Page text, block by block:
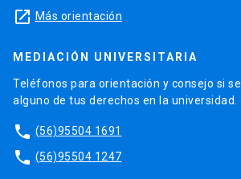
launch Más orientación
MEDIACIÓN UNIVERSITARIA
Teléfonos para orientación y consejo si
alguno de tus derechos en la universidad.
phone (56)95504 1691
phone (56)95504 1247